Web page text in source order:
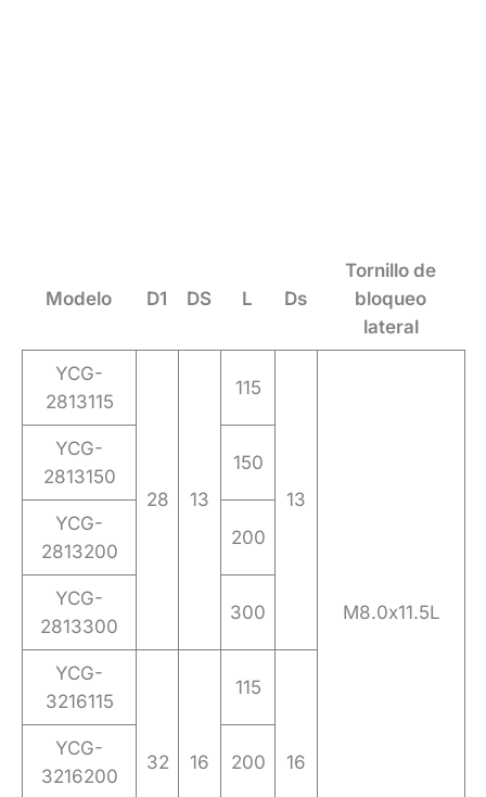
Modelo D1 DS L Ds
Tornillo de
bloqueo
lateral
YCG-
2813115
28 13
115
13
M8.0x11.5L
YCG-
2813150
150
YCG-
2813200
200
YCG-
2813300
300
YCG-
3216115
32 16
115
16
YCG-
3216200
200